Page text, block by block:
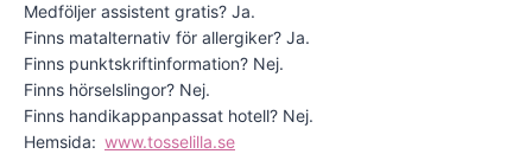
Medföljer assistent gratis? Ja.
Finns matalternativ för allergiker? Ja.
Finns punktskriftinformation? Nej.
Finns hörselslingor? Nej.
Finns handikappanpassat hotell? Nej.
Hemsida: www.tosselilla.se